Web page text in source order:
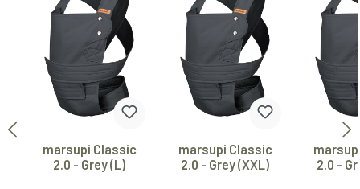
marsupi Classic
2.0 - Grey (L)
marsupi Classic
2.0 - Grey (XXL)
2.0 -